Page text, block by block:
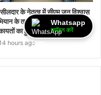
के नेतृत्व में सीएम जन विश्वास
के तहत औचक निरीक्षण,
का हुआ मौके पर निराकरण
hours ago
Whatsapp
ज्वॉइन करें